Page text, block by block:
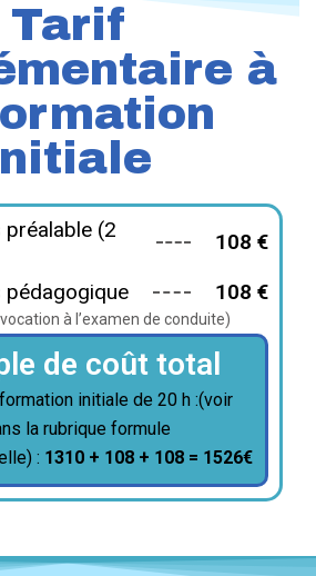
Tarif
à
(2
108 €
pédagogique
108 €
à l’examen de conduite)
de coût total
initiale de 20 h :(voir
la rubrique formule
: 1310 + 108 + 108 = 1526€